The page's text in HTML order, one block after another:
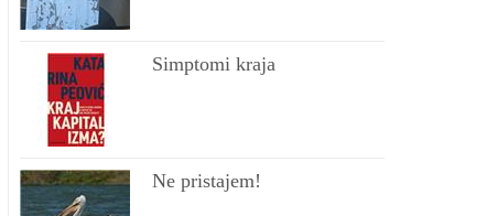
Simptomi kraja
Ne pristajem!